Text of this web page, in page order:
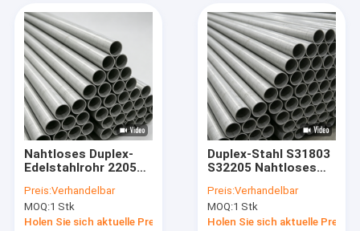
Produkte
Über uns
Fabrik-Ausflug
Qualitätskontrolle
Nachrichten
Nahtloses Duplex-
Edelstahlrohr 2205
hochfest,
korrosionsbeständig
Preis:Verhandelbar
MOQ:1 Stk
Holen Sie sich aktuelle Preis
Duplex-Stahl S31803
S32205 Nahtloses
Hochfester
Korrosionsschutz
ASTM A790
Preis:Verhandelbar
MOQ:1 Stk
Holen Sie sich aktuelle Preis